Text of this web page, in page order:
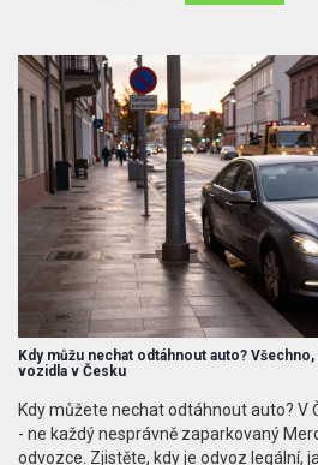
Kdy můžu nechat odtáhnout auto?
vozidla v Česku
Kdy můžete nechat odtáhnout auto? V
- ne každý nesprávně zaparkovaný
odvozce. Zjistěte, kdy je odvoz legální,